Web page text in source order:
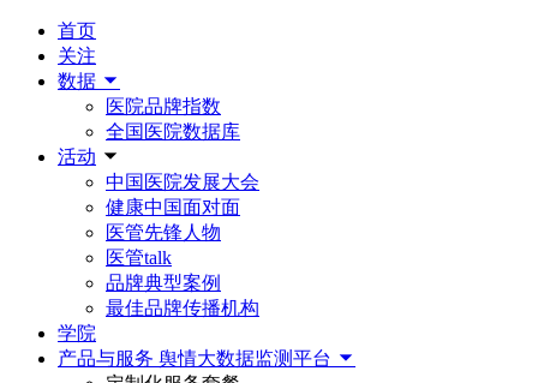
首页
关注
数据
医院品牌指数
全国医院数据库
活动
中国医院发展大会
健康中国面对面
医管先锋人物
医管talk
品牌典型案例
最佳品牌传播机构
学院
产品与服务 舆情大数据监测平台